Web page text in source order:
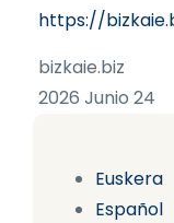
Euskera
Español
https://
bizkaie.biz
2026 Junio 24